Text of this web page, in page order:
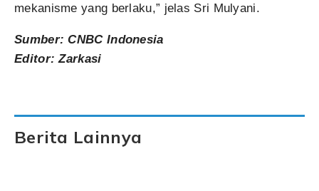
mekanisme yang berlaku,” jelas Sri Mulyani.
Sumber: CNBC Indonesia
Editor: Zarkasi
Berita Lainnya